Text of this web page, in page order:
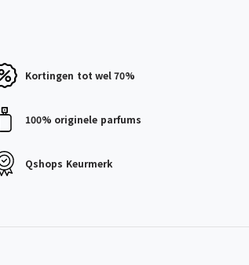
Kortingen tot wel 70%
100% originele parfums
Qshops Keurmerk